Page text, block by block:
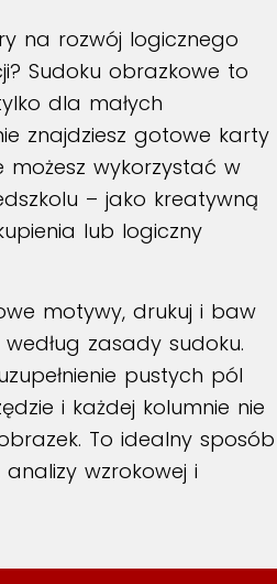
na rozwój logicznego
Sudoku obrazkowe to
dla małych
znajdziesz gotowe karty
wykorzystać w
– jako kreatywną
lub logiczny
motywy, drukuj i baw
zasady sudoku.
pustych pól
i każdej kolumnie nie
To idealny sposób
wzrokowej i